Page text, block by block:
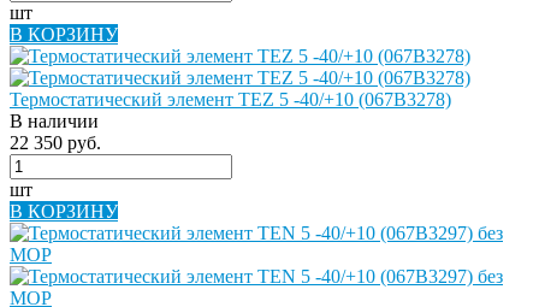
шт
В КОРЗИНУ
Термостатический элемент TEZ 5 -40/+10 (067B3278)
В наличии
22 350 руб.
шт
В КОРЗИНУ